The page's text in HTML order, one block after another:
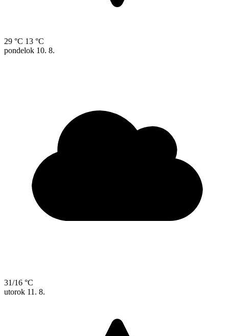
29 °C 13 °C
pondelok 10. 8.
31/16 °C
utorok 11. 8.